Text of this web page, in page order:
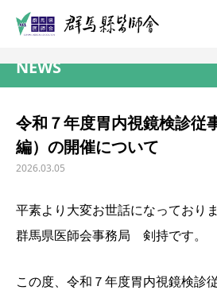
NEWS
令和７年度胃内視鏡検診従
編）の開催について
2026.03.05
平素より大変お世話になっておりま
群馬県医師会事務局 剣持です。
この度、令和７年度胃内視鏡検診